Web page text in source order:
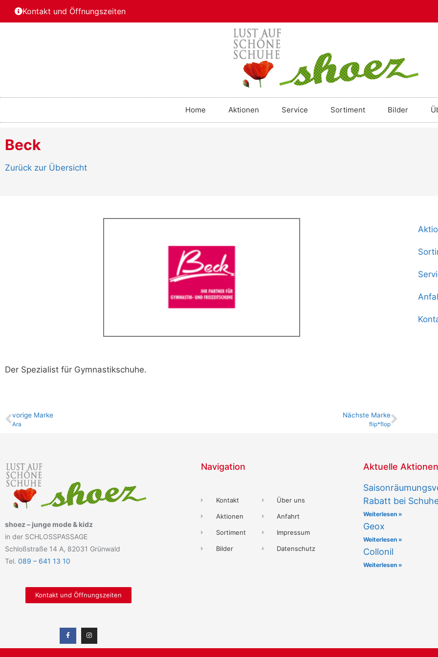
Kontakt und Öffnungszeiten
Home Aktionen Service Sortiment Bilder
Beck
Zurück zur Übersicht
Der Spezialist für Gymnastikschuhe.
vo­ri­ge Marke
Ara
Nächste Marke
flip*flop
shoez – junge mode & kidz
in der SCHLOSSPASSAGE
Schloßstraße 14 A, 82031 Grünwald
Tel. 089 – 641 13 10
Kontakt und Öffnungszeiten
Navigation
Kontakt
Aktionen
Sortiment
Bilder
Über uns
Anfahrt
Impressum
Datenschutz
Aktuelle Aktionen
Rabatt bei
Weiterlesen »
Geox
Weiterlesen »
Collonil
Weiterlesen »